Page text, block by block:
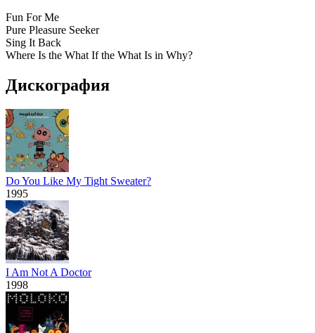
Fun For Me
Pure Pleasure Seeker
Sing It Back
Where Is the What If the What Is in Why?
Дискография
Do You Like My Tight Sweater?
1995
I Am Not A Doctor
1998